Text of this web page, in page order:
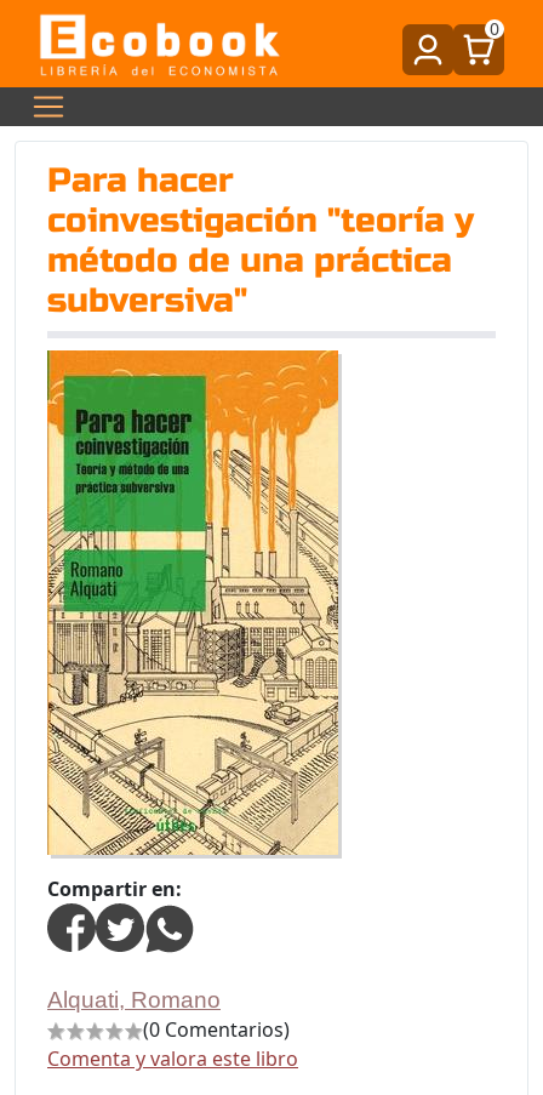
0
Para hacer
coinvestigación "teoría y
método de una práctica
subversiva"
Compartir en:
Alquati, Romano
(0 Comentarios)
Comenta y valora este libro